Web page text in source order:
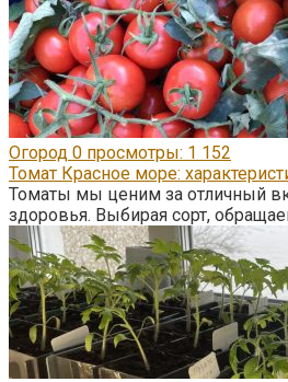
Огород 0 просмотры: 1 152
Томат Красное море:
Томаты мы ценим за отличный
здоровья. Выбирая сорт,